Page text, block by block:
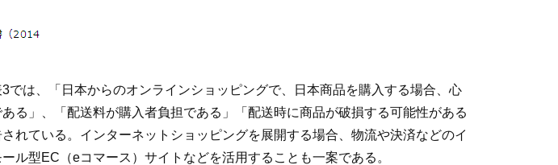
は、「日本からのオンラインショッピングで、日本商品を購入する場合、心
る」、「配送料が購入者負担である」「配送時に商品が破損する可能性がある
れている。インターネットショッピングを展開する場合、物流や決済などのイ
ル型EC（eコマース）サイトなどを活用することも一案である。